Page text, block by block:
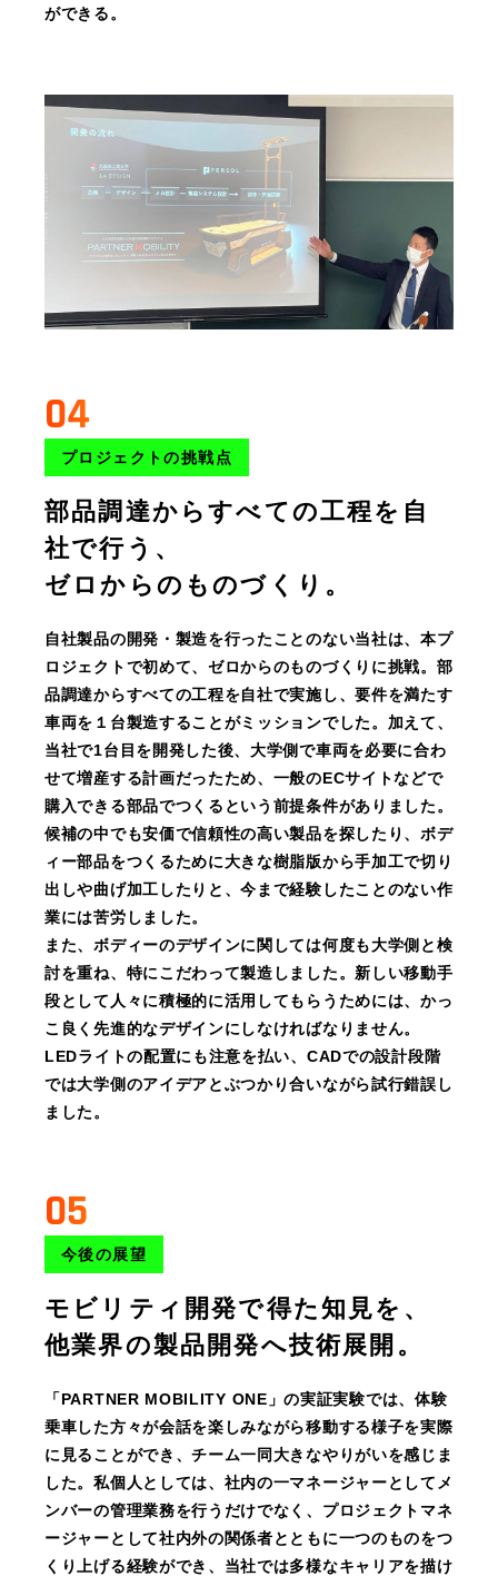
ができる。
04
プロジェクトの挑戦点
部品調達からすべての工程を自
社で行う、
ゼロからのものづくり。
自社製品の開発・製造を行ったことのない当社は、本プ
ロジェクトで初めて、ゼロからのものづくりに挑戦。部
品調達からすべての工程を自社で実施し、要件を満たす
車両を１台製造することがミッションでした。加えて、
当社で1台目を開発した後、大学側で車両を必要に合わ
せて増産する計画だったため、一般のECサイトなどで
購入できる部品でつくるという前提条件がありました。
候補の中でも安価で信頼性の高い製品を探したり、ボデ
ィー部品をつくるために大きな樹脂版から手加工で切り
出しや曲げ加工したりと、今まで経験したことのない作
業には苦労しました。
また、ボディーのデザインに関しては何度も大学側と検
討を重ね、特にこだわって製造しました。新しい移動手
段として人々に積極的に活用してもらうためには、かっ
こ良く先進的なデザインにしなければなりません。
LEDライトの配置にも注意を払い、CADでの設計段階
では大学側のアイデアとぶつかり合いながら試行錯誤し
ました。
05
今後の展望
モビリティ開発で得た知見を、
他業界の製品開発へ技術展開。
「PARTNER MOBILITY ONE」の実証実験では、体験
乗車した方々が会話を楽しみながら移動する様子を実際
に見ることができ、チーム一同大きなやりがいを感じま
した。私個人としては、社内の一マネージャーとしてメ
ンバーの管理業務を行うだけでなく、プロジェクトマネ
ージャーとして社内外の関係者とともに一つのものをつ
くり上げる経験ができ、当社では多様なキャリアを描け